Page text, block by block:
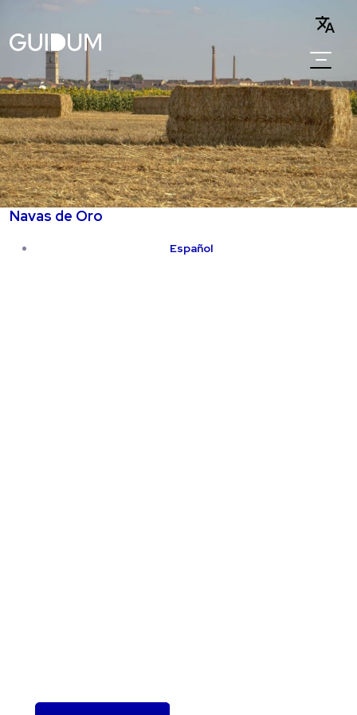
Navas de Oro
Español